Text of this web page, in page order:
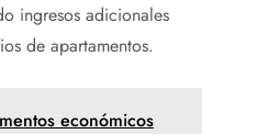
ingresos adicionales
de apartamentos.
económicos